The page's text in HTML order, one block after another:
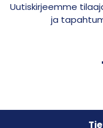
Uutiskirjeemme
ja